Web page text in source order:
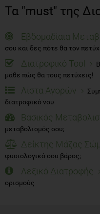
Τα "must" της
Εβδομαδίαια
σου και δες πότε θα τον
Διατροφικό Tool
μάθε πώς θα τους πετύχεις!
Λίστα Αγορών
διατροφικό νου
Βασικός
μεταβολισμός σου;
Δείκτης Μάζας
φυσιολογικό σου βάρος;
Λεξικό Διατροφής
ορισμούς